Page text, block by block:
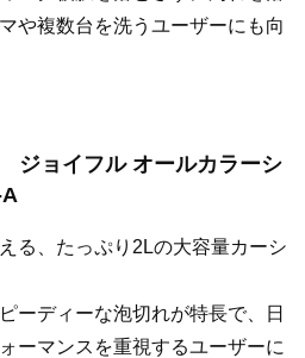
や複数台を洗うユーザーにも向
ジョイフル オールカラーシ
る、たっぷり2Lの大容量カーシ
ーディーな泡切れが特長で、日
ーマンスを重視するユーザーに